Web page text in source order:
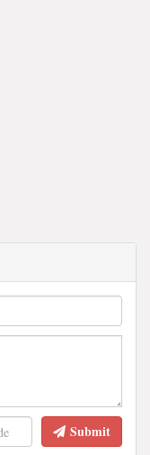
Submit